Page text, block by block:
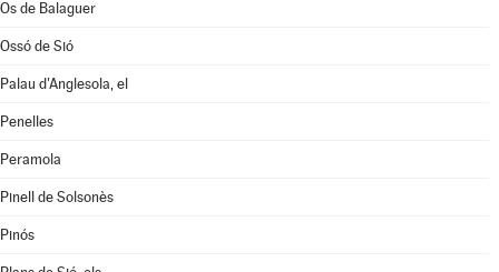
Os de Balaguer
Ossó de Sió
Palau d'Anglesola, el
Penelles
Peramola
Pinell de Solsonès
Pinós